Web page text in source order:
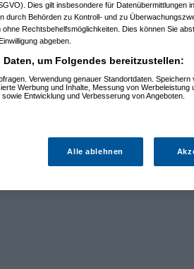
Dies gilt insbesondere für Datenübermittlungen
durch Behörden zu Kontroll- und zu
Rechtsbehelfsmöglichkeiten. Dies können Sie
abgeben.
um Folgendes bereitzustellen:
Verwendung genauer Standortdaten. Speichern
Werbung und Inhalte, Messung von Werbeleistung
Entwicklung und Verbesserung von Angeboten.
Alle ablehnen